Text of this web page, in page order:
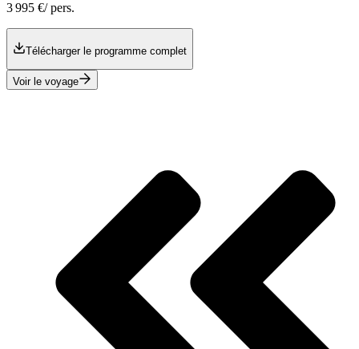
3 995 €/ pers.
Télécharger le programme complet
Voir le voyage